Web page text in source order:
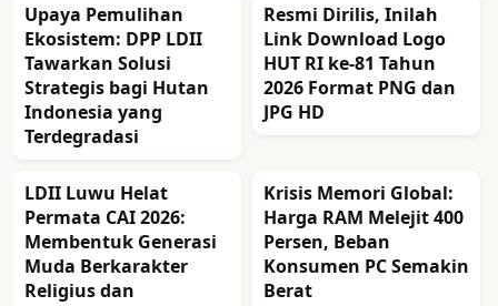
Upaya Pemulihan
Ekosistem: DPP LDII
Tawarkan Solusi
Strategis bagi Hutan
Indonesia yang
Terdegradasi
Resmi Dirilis, Inilah
Link Download Logo
HUT RI ke-81 Tahun
2026 Format PNG dan
JPG HD
LDII Luwu Helat
Permata CAI 2026:
Membentuk Generasi
Muda Berkarakter
Religius dan
Krisis Memori Global:
Harga RAM Melejit 400
Persen, Beban
Konsumen PC Semakin
Berat